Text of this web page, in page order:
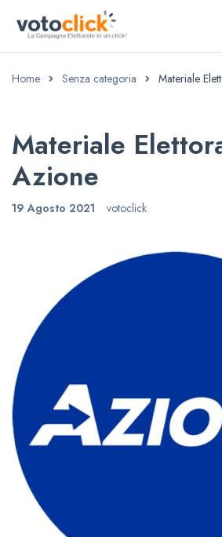
Home Senza categoria Materiale
Materiale
Azione
19 Agosto 2021 votoclick